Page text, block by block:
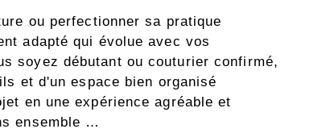
ou perfectionner sa pratique
adapté qui évolue avec vos
soyez débutant ou couturier confirmé,
et d'un espace bien organisé
en une expérience agréable et
ensemble …